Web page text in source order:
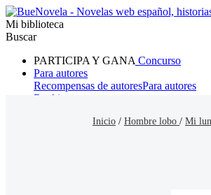
Mi biblioteca
Buscar
PARTICIPA Y GANA Concurso
Para autores
Recompensas de autoresPara autores
Ranking
Inicio / Hombre lobo / Mi